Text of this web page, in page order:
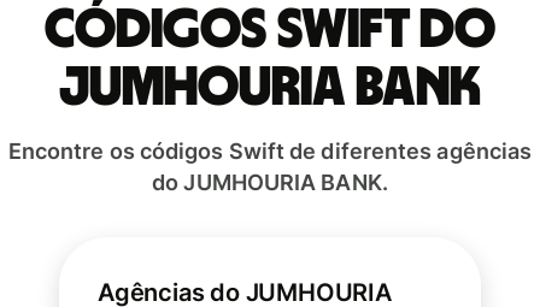
Códigos Swift do
JUMHOURIA BANK
Encontre os códigos Swift de diferentes agências
do JUMHOURIA BANK.
Agências do JUMHOURIA